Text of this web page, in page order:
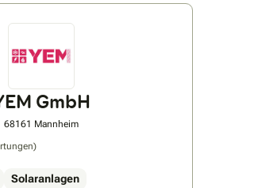
GmbH
68161 Mannheim
Solaranlagen